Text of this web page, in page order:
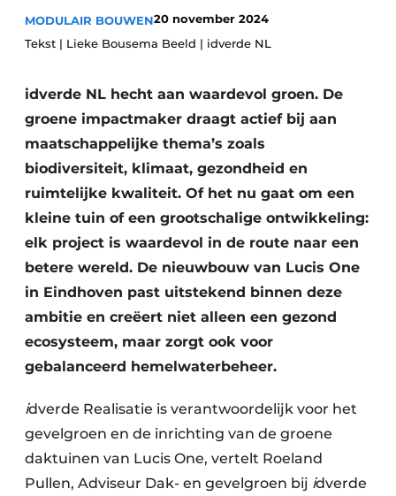
Podcasts
Privacy / Cookie statement
Vacature aanmelden
Vacatures
Video’s
Glas
MODULAIR BOUWEN20 november 2024
Tekst | Lieke Bousema Beeld | idverde NL
idverde NL hecht aan waardevol groen. De
groene impactmaker draagt actief bij aan
maatschappelijke thema’s zoals
biodiversiteit, klimaat, gezondheid en
ruimtelijke kwaliteit. Of het nu gaat om een
kleine tuin of een grootschalige ontwikkeling:
elk project is waardevol in de route naar een
betere wereld. De nieuwbouw van Lucis One
in Eindhoven past uitstekend binnen deze
ambitie en creëert niet alleen een gezond
ecosysteem, maar zorgt ook voor
gebalanceerd hemelwaterbeheer.
idverde Realisatie is verantwoordelijk voor het
gevelgroen en de inrichting van de groene
daktuinen van Lucis One, vertelt Roeland
Pullen, Adviseur Dak- en gevelgroen bij idverde